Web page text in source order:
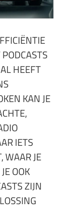
HEEFT
KAN JE
IETS
WAAR JE
OOK
ZIJN